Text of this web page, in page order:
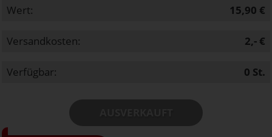
Wert: 15,90 €
Versandkosten: 2,- €
Verfügbar: 0 St.